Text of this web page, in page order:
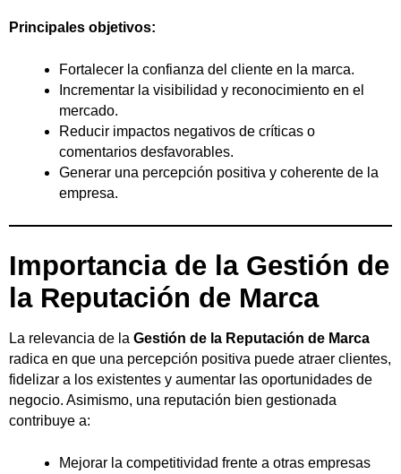
Principales objetivos:
Fortalecer la confianza del cliente en la marca.
Incrementar la visibilidad y reconocimiento en el
mercado.
Reducir impactos negativos de críticas o
comentarios desfavorables.
Generar una percepción positiva y coherente de la
empresa.
Importancia de la Gestión de
la Reputación de Marca
La relevancia de la Gestión de la Reputación de Marca
radica en que una percepción positiva puede atraer clientes,
fidelizar a los existentes y aumentar las oportunidades de
negocio. Asimismo, una reputación bien gestionada
contribuye a:
Mejorar la competitividad frente a otras empresas